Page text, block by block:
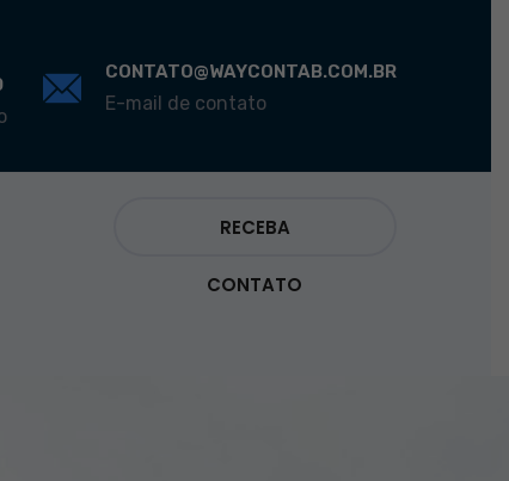
CONTATO@WAYCONTAB.COM.BR
E-mail de contato
RECEBA
CONTATO